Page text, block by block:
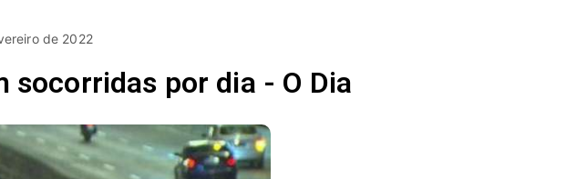
de 2022
socorridas por dia - O Dia